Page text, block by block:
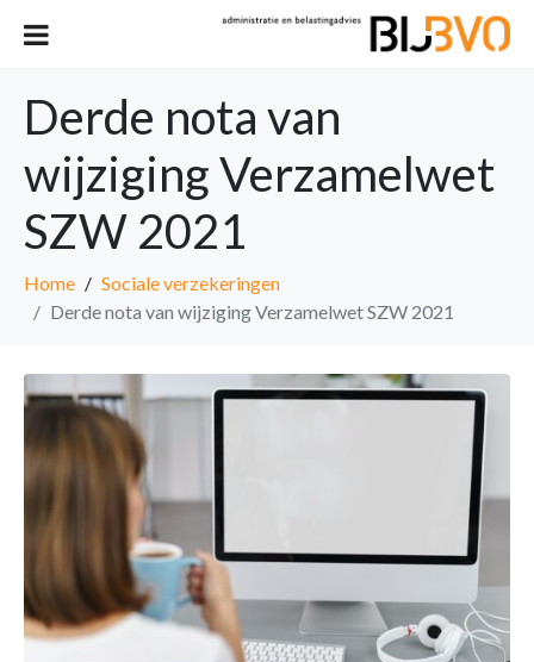
Derde nota van
wijziging Verzamelwet
SZW 2021
Home
Sociale verzekeringen
Derde nota van wijziging Verzamelwet SZW 2021